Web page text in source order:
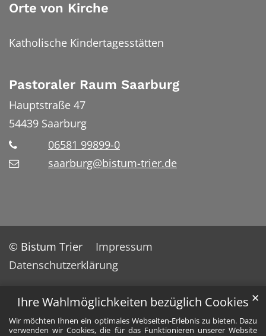
Ihre Wahlmöglichkeiten bezüglich Cookies
Wir möchten Ihnen ein optimales Webseiten-Erlebnis zu bieten. Dazu
verwenden wir Cookies, die für das Funktionieren unserer Website
✕
Orte von Kirche
Katholische Kindertagesstätten
Pastoraler Raum Saarburg
Hauptstraße 47
54439 Saarburg
06581 99899-0
saarburg@bistum-trier.de
© Bistum Trier
Impressum
Datenschutzerklärung